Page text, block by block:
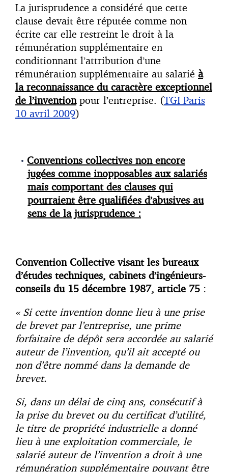
La jurisprudence a considéré que cette
clause devait être réputée comme non
écrite car elle restreint le droit à la
rémunération supplémentaire en
conditionnant l’attribution d’une
rémunération supplémentaire au salarié à
la reconnaissance du caractère exceptionnel
de l’inventionpour l’entreprise. (TGI Paris
10 avril 2009)
Conventions collectives non encore
jugées comme inopposables aux salariés
mais comportant des clauses qui
pourraient être qualifiées d’abusives au
sens de la jurisprudence :
Convention Collective visantles bureaux
d’études techniques, cabinets d’ingénieurs-
conseils du 15 décembre 1987, article 75 :
« Si cette invention donne lieu à une prise
de brevet par l’entreprise, une prime
forfaitaire de dépôt sera accordée au salarié
auteur de l’invention, qu’il ait accepté ou
non d’être nommé dans la demande de
brevet.
Si, dans un délai de cinq ans, consécutif à
la prise du brevet ou du certificat d’utilité,
le titre de propriété industrielle a donné
lieu à une exploitation commerciale, le
salarié auteur de l’invention a droit à une
rémunération supplémentaire pouvant être